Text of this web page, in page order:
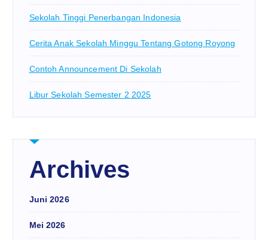
Sekolah Tinggi Penerbangan Indonesia
Cerita Anak Sekolah Minggu Tentang Gotong Royong
Contoh Announcement Di Sekolah
Libur Sekolah Semester 2 2025
Archives
Juni 2026
Mei 2026